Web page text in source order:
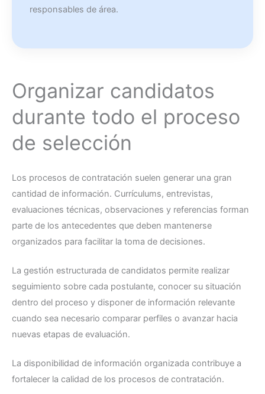
responsables de área.
Organizar candidatos
durante todo el proceso
de selección
Los procesos de contratación suelen generar una gran
cantidad de información. Currículums, entrevistas,
evaluaciones técnicas, observaciones y referencias forman
parte de los antecedentes que deben mantenerse
organizados para facilitar la toma de decisiones.
La gestión estructurada de candidatos permite realizar
seguimiento sobre cada postulante, conocer su situación
dentro del proceso y disponer de información relevante
cuando sea necesario comparar perfiles o avanzar hacia
nuevas etapas de evaluación.
La disponibilidad de información organizada contribuye a
fortalecer la calidad de los procesos de contratación.